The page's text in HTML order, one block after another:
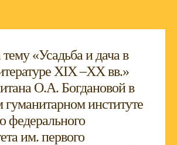
«Усадьба и дача в
XIX –XX вв.»
О.А. Богдановой в
гуманитарном институте
федерального
им. первого